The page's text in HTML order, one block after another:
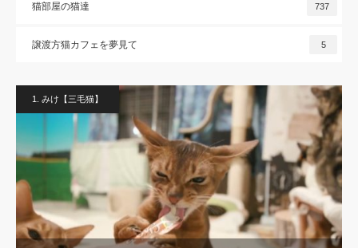
猫部屋の猫達 737
譲渡方猫カフェを夢見て 5
1. みけ【三毛猫】